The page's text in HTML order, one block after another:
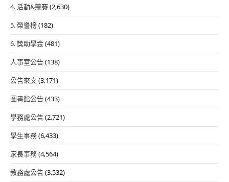
4. 活動&競賽(2,630)
5. 榮譽榜(182)
6. 獎助學金(481)
人事室公告(138)
公告來文(3,171)
圖書館公告(433)
學務處公告(2,721)
學生事務(6,433)
家長事務(4,564)
教務處公告(3,532)